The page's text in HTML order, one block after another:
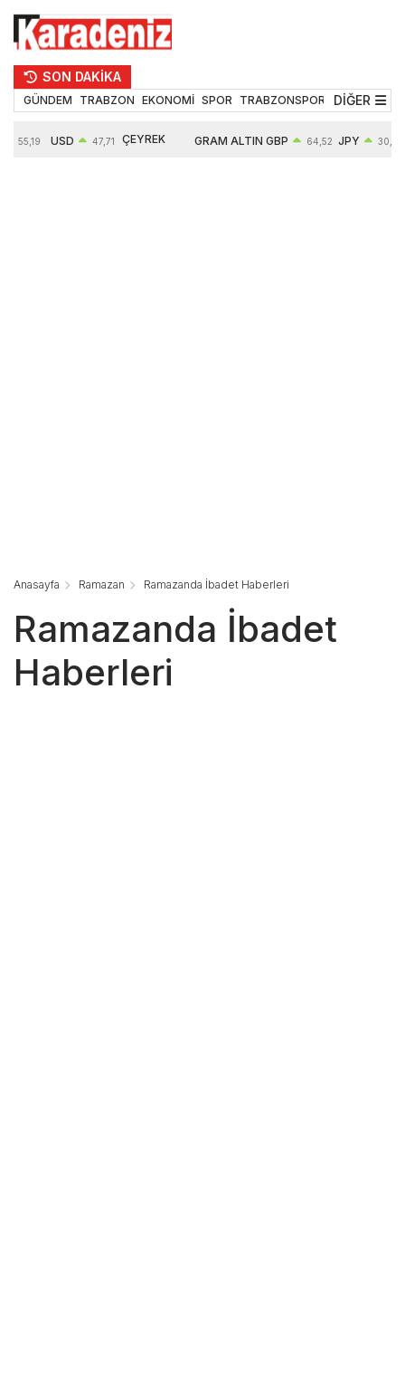
SON DAKİKA
GÜNDEM TRABZON EKONOMİ SPOR TRABZONSPOR TEKNOLOJİ
DİĞER
55,19 USD 47,71 ÇEYREK GRAM ALTIN GBP 64,52 JPY 30,31
Anasayfa Ramazan Ramazanda İbadet Haberleri
Ramazanda İbadet
Haberleri